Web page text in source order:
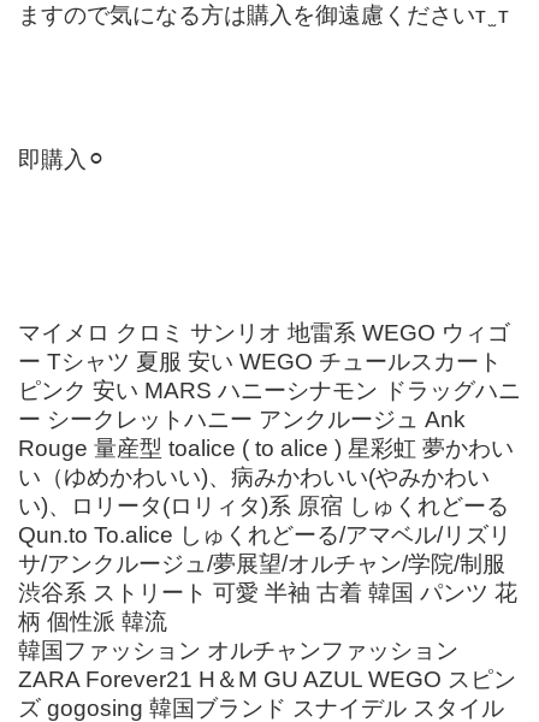
ますので気になる方は購入を御遠慮くださいт‪ ̫ т
即購入⚪︎
マイメロ クロミ サンリオ 地雷系 WEGO ウィゴ
ー Tシャツ 夏服 安い WEGO チュールスカート
ピンク 安い MARS ハニーシナモン ドラッグハニ
ー シークレットハニー アンクルージュ Ank
Rouge 量産型 toalice ( to alice ) 星彩虹 夢かわい
い（ゆめかわいい)、病みかわいい(やみかわい
い)、ロリータ(ロリィタ)系 原宿 しゅくれどーる
Qun.to To.alice しゅくれどーる/アマベル/リズリ
サ/アンクルージュ/夢展望/オルチャン/学院/制服
渋谷系 ストリート 可愛 半袖 古着 韓国 パンツ 花
柄 個性派 韓流
韓国ファッション オルチャンファッション
ZARA Forever21 H＆M GU AZUL WEGO スピン
ズ gogosing 韓国ブランド スナイデル スタイル